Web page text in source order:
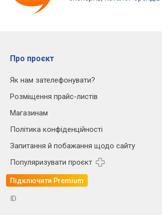
Про проєкт
Як нам зателефонувати?
Розміщення прайс-листів
Магазинам
Політика конфіденційності
Запитання й побажання щодо сайту
Популяризувати проєкт
Підключити Premium
ID